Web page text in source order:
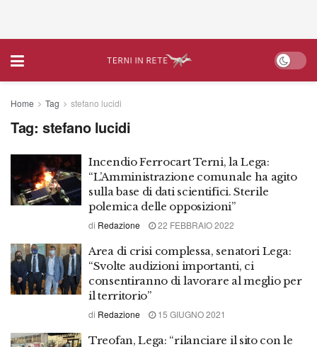
Home Tag stefano lucidi
Tag: stefano lucidi
Incendio Ferrocart Terni, la Lega:
“L’Amministrazione comunale ha agito
sulla base di dati scientifici. Sterile
polemica delle opposizioni”
di Redazione 22 FEBBRAIO 2022
Area di crisi complessa, senatori Lega:
“Svolte audizioni importanti, ci
consentiranno di lavorare al meglio per
il territorio”
di Redazione 15 GIUGNO 2021
Treofan, Lega: “rilanciare il sito con le